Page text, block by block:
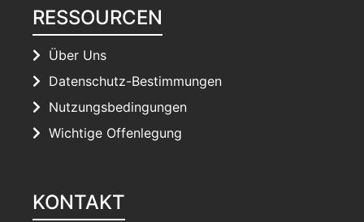
RESSOURCEN
Über Uns
Datenschutz-Bestimmungen
Nutzungsbedingungen
Wichtige Offenlegung
KONTAKT